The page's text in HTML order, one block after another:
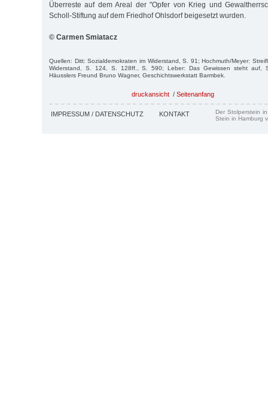
Überreste auf dem Areal der "Opfer von Krieg und
Scholl-Stiftung auf dem Friedhof Ohlsdorf beigesetzt wurden.
© Carmen Smiatacz
Quellen: Ditt: Sozialdemokraten im Widerstand, S. 91; Hochmuth/Meyer:
Widerstand, S. 124, S. 128ff., S. 590; Leber: Das Gewissen steht auf,
Häusslers Freund Bruno Wagner, Geschichtswerkstatt Barmbek.
druckansicht / Seitenanfang
IMPRESSUM / DATENSCHUTZ KONTAKT
Der Stolperstein
Stein in Hamburg